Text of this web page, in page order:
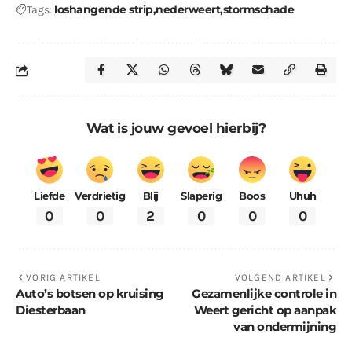
Tags: loshangende stripnederweertstormschade
Wat is jouw gevoel hierbij?
Liefde
0
Verdrietig
0
Blij
2
Slaperig
0
Boos
0
Uhuh
0
VORIG ARTIKEL
Auto’s botsen op kruising
Diesterbaan
VOLGEND ARTIKEL
Gezamenlijke controle in
Weert gericht op aanpak
van ondermijning